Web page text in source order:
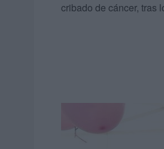
cribado de cáncer, tras